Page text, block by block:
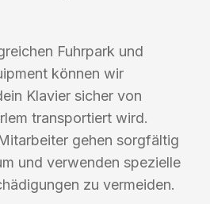
Fuhrpark und
können wir
Klavier sicher von
transportiert wird.
gehen sorgfältig
und verwenden spezielle
zu vermeiden.